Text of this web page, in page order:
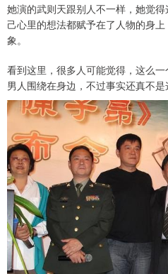
她演的武则天跟别人不一样，她觉
己心里的想法都赋予在了人物的身
象。
看到这里，很多人可能觉得，这么
男人围绕在身边，不过事实还真不是